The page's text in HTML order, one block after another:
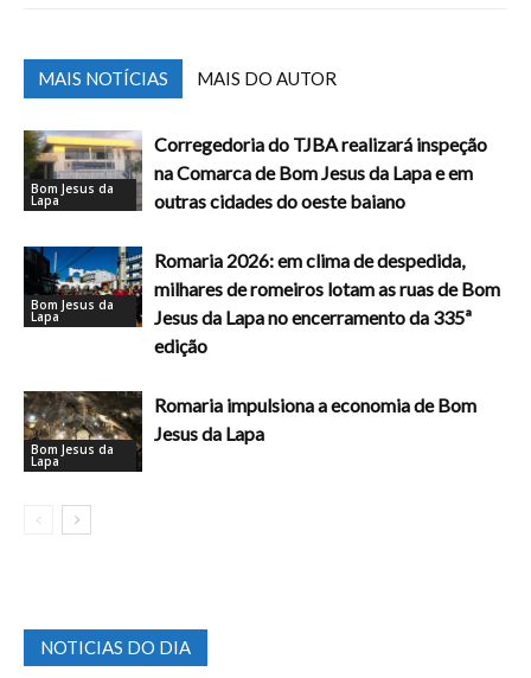
MAIS NOTÍCIAS MAIS DO AUTOR
Bom Jesus da
Lapa
Corregedoria do TJBA realizará inspeção
na Comarca de Bom Jesus da Lapa e em
outras cidades do oeste baiano
Bom Jesus da
Lapa
Romaria 2026: em clima de despedida,
milhares de romeiros lotam as ruas de Bom
Jesus da Lapa no encerramento da 335ª
edição
Bom Jesus da
Lapa
Romaria impulsiona a economia de Bom
Jesus da Lapa
NOTICIAS DO DIA